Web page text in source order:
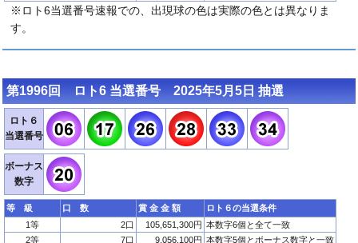
※ロト6当選番号速報での、出現球の色は実際の色とは異なりま
す。
第1996回 ロト6 当選番号 2025年5月5日 抽選
ロト６
当選番号
ボーナス
数字
等 級 口 数 賞 金 金 額
ロト６の当選条件
1等
2口 105,651,300円 本数字6個と全て一致
2等
7口 9,056,100円 本数字5個とボーナス数字と一致